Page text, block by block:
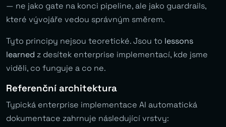
— ne jako gate na konci pipeline, ale jako guardrails,
které vývojáře vedou správným směrem.
Tyto principy nejsou teoretické. Jsou to lessons
learned z desítek enterprise implementací, kde jsme
viděli, co funguje a co ne.
Referenční architektura
Typická enterprise implementace AI automatická
dokumentace zahrnuje následující vrstvy: